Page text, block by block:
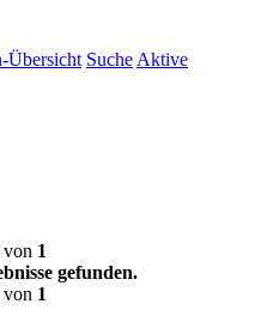
Übersicht SucheAktive
von 1
gefunden.
von 1